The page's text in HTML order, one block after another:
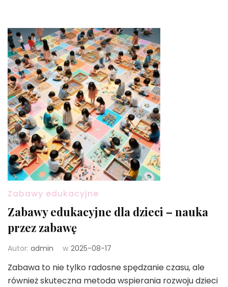
Zabawy edukacyjne
Zabawy edukacyjne dla dzieci – nauka
przez zabawę
Autor: admin w 2025-08-17
Zabawa to nie tylko radosne spędzanie czasu, ale
również skuteczna metoda wspierania rozwoju dzieci